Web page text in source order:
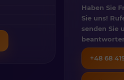
Haben Sie
Sie uns!
senden Sie
+48 68